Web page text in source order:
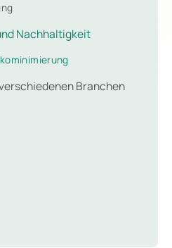
Nachhaltigkeit
Branchen